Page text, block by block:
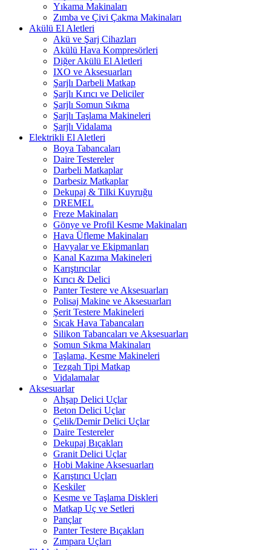
Yıkama Makinaları
Zımba ve Çivi Çakma Makinaları
Akülü El Aletleri
Akü ve Şarj Cihazları
Akülü Hava Kompresörleri
Diğer Akülü El Aletleri
IXO ve Aksesuarları
Şarjlı Darbeli Matkap
Şarjlı Kırıcı ve Deliciler
Şarjlı Somun Sıkma
Şarjlı Taşlama Makineleri
Şarjlı Vidalama
Elektrikli El Aletleri
Boya Tabancaları
Daire Testereler
Darbeli Matkaplar
Darbesiz Matkaplar
Dekupaj & Tilki Kuyruğu
DREMEL
Freze Makinaları
Gönye ve Profil Kesme Makinaları
Hava Üfleme Makinaları
Havyalar ve Ekipmanları
Kanal Kazıma Makineleri
Karıştırıcılar
Kırıcı & Delici
Panter Testere ve Aksesuarları
Polisaj Makine ve Aksesuarları
Şerit Testere Makineleri
Sıcak Hava Tabancaları
Silikon Tabancaları ve Aksesuarları
Somun Sıkma Makinaları
Taşlama, Kesme Makineleri
Tezgah Tipi Matkap
Vidalamalar
Aksesuarlar
Ahşap Delici Uçlar
Beton Delici Uçlar
Çelik/Demir Delici Uçlar
Daire Testereler
Dekupaj Bıçakları
Granit Delici Uçlar
Hobi Makine Aksesuarları
Karıştırıcı Uçları
Keskiler
Kesme ve Taşlama Diskleri
Matkap Uç ve Setleri
Pançlar
Panter Testere Bıçakları
Zımpara Uçları